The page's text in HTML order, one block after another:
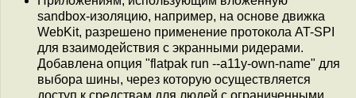
sandbox-изоляцию, например, на основе движка
WebKit, разрешено применение протокола AT-SPI
для взаимодействия с экранными ридерами.
Добавлена опция "flatpak run --a11y-own-name" для
выбора шины, через которую осуществляется
доступ к средствам для людей с ограниченными